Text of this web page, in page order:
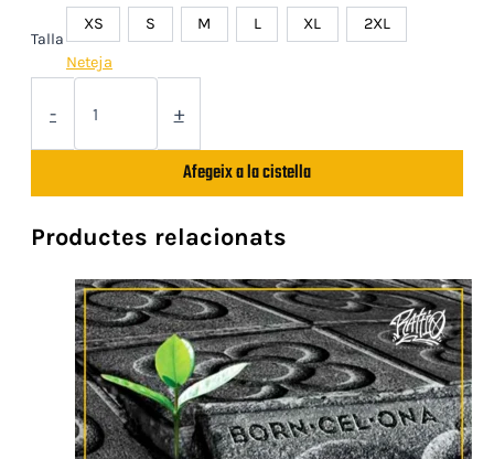
Talla
XS S M L XL 2XL
Neteja
-
quantitat
"Gerros"
+
Afegeix a la cistella
Productes relacionats